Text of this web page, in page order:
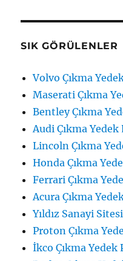
SIK GÖRÜLENLER
Volvo Çıkma
Maserati Çıkma
Bentley Çıkma
Audi Çıkma
Lincoln Çıkma
Honda Çıkma
Ferrari Çıkma
Acura Çıkma
Yıldız Sanayi
Proton Çıkma
İkco Çıkma Yedek